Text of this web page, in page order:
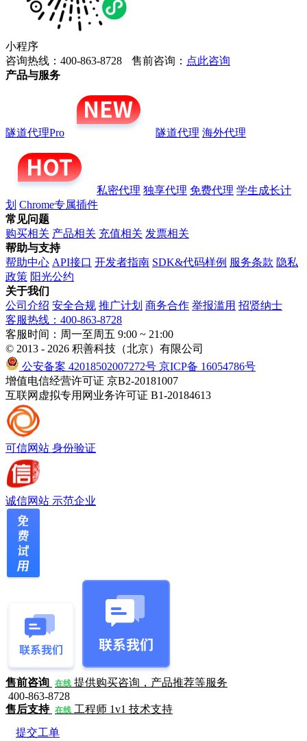
小程序
咨询热线：400-863-8728
售前咨询： 点此咨询
产品与服务
隧道代理Pro 隧道代理 海外代理
私密代理 独享代理 免费代理 学生成长计
划 Chrome专属插件
常见问题
购买相关 产品相关 充值相关 发票相关
帮助与支持
帮助中心 API接口 开发者指南 SDK&代码样例 服务条款 隐私
政策 阳光公约
关于我们
公司介绍 安全合规 推广计划 商务合作 举报滥用 招贤纳士
客服热线：400-863-8728
客服时间：周一至周五 9:00 ~ 21:00
© 2013 - 2026 积善科技（北京）有限公司
公安备案 42018502007272号 京ICP备 16054786号
增值电信经营许可证 京B2-20181007
互联网虚拟专用网业务许可证 B1-20184613
可信网站 身份验证
诚信网站 示范企业
售前咨询 在线 提供购买咨询，产品推荐等服务
400-863-8728
售后支持 在线 工程师 1v1 技术支持
提交工单